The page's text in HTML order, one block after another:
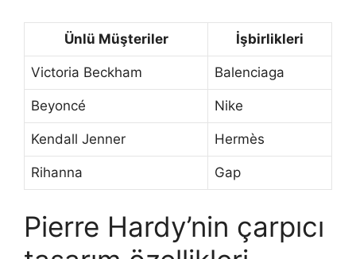
Ünlü Müşteriler İşbirlikleri
Victoria Beckham Balenciaga
Beyoncé Nike
Kendall Jenner Hermès
Rihanna Gap
Pierre Hardy’nin çarpıcı